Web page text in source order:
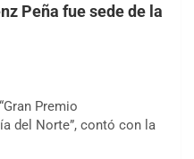
Peña fue sede de la
Premio
del Norte”, contó con la